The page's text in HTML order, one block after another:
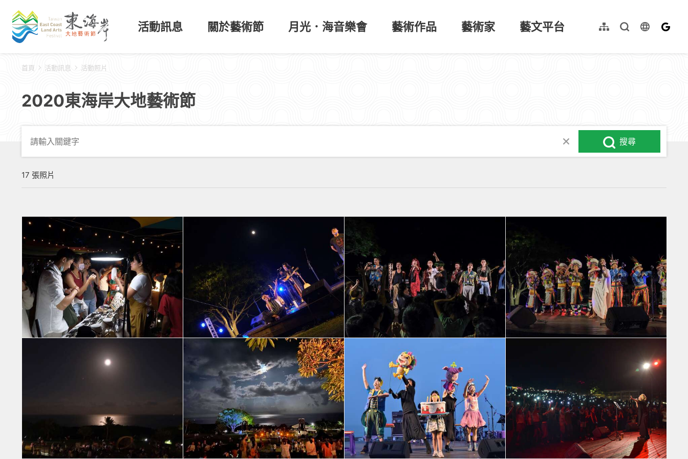
活動訊息 關於藝術節 月光．海音樂會 藝術作品 藝術家 藝文平台 網站導覽全文檢索language
English
首頁 活動訊息 活動照片
2020東海岸大地藝術節
搜尋
17 張照片